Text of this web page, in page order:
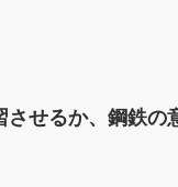
せるか、鋼鉄